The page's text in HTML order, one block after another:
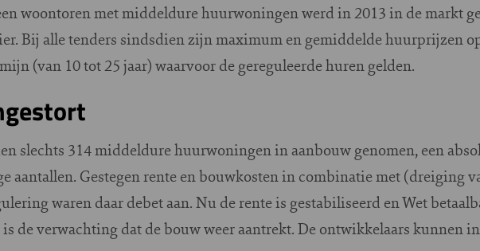
woontoren met middeldure huurwoningen werd in 2013 in de markt
Bij alle tenders sindsdien zijn maximum en gemiddelde huurprijzen
(van 10 tot 25 jaar) waarvoor de gereguleerde huren gelden.
slechts 314 middeldure huurwoningen in aanbouw genomen, een
aantallen. Gestegen rente en bouwkosten in combinatie met (dreiging
waren daar debet aan. Nu de rente is gestabiliseerd en Wet
is de verwachting dat de bouw weer aantrekt. De ontwikkelaars kunnen